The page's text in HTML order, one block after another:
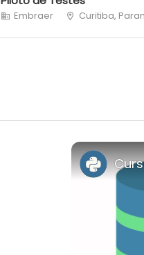
Embraer Curitiba,